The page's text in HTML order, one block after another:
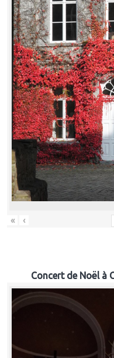
« ‹
Concert de Noël à